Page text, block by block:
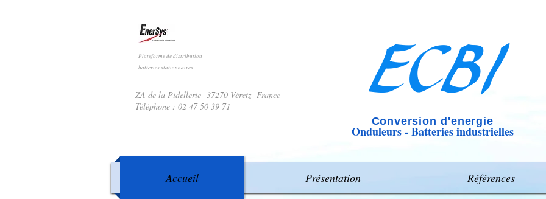
Plateforme de distribution
batteries stationnaires
ZA de la Pidellerie- 37270 Véretz- France
Téléphone : 02 47 50 39 71
ECBI
Conversion d'energie
Onduleurs - Batteries industrielles
Accueil Présentation Références